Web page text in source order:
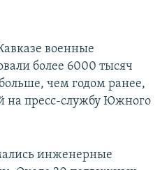
военные
более 6000 тысяч
чем годом ранее,
на пресс-службу Южного
инженерные